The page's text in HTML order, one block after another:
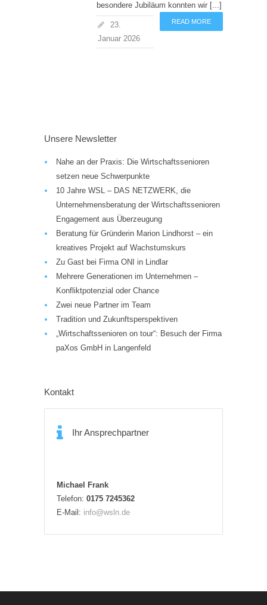
besondere Jubiläum konnten wir [...]
READ MORE
23.
Januar 2026
Unsere Newsletter
Nahe an der Praxis: Die Wirtschaftssenioren
setzen neue Schwerpunkte
10 Jahre WSL – DAS NETZWERK, die
Unternehmensberatung der Wirtschaftssenioren
Engagement aus Überzeugung
Beratung für Gründerin Marion Lindhorst – ein
kreatives Projekt auf Wachstumskurs
Zu Gast bei Firma ONI in Lindlar
Mehrere Generationen im Unternehmen –
Konfliktpotenzial oder Chance
Zwei neue Partner im Team
Tradition und Zukunftsperspektiven
„Wirtschaftssenioren on tour“: Besuch der Firma
paXos GmbH in Langenfeld
Kontakt
Ihr Ansprechpartner
Michael Frank
Telefon: 0175 7245362
E-Mail: info@wsln.de